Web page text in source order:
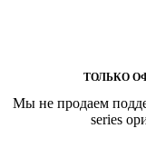
ТОЛЬКО
Мы не продаем
series